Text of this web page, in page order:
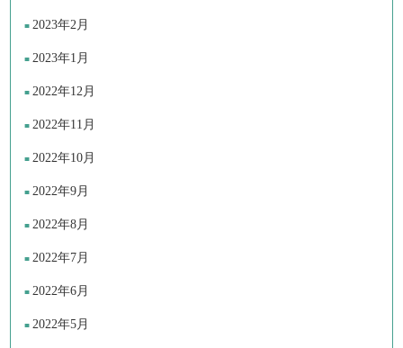
2023年2月
2023年1月
2022年12月
2022年11月
2022年10月
2022年9月
2022年8月
2022年7月
2022年6月
2022年5月